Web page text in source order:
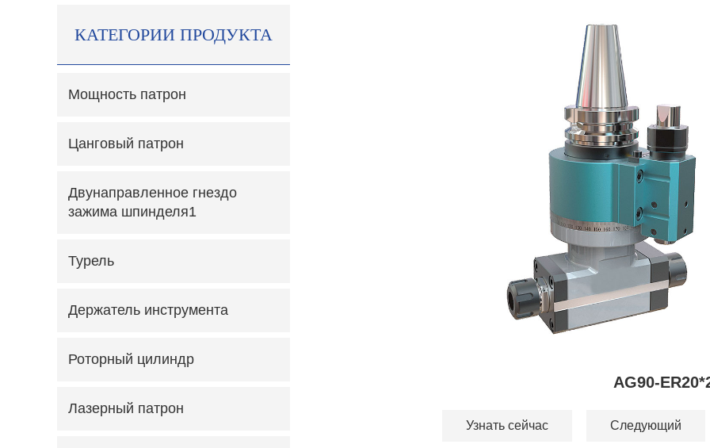
AG90-
Узнать сейчас Следующий
КАТЕГОРИИ ПРОДУКТА
Мощность патрон
Цанговый патрон
Двунаправленное гнездо
зажима шпинделя1
Турель
Держатель инструмента
Роторный цилиндр
Лазерный патрон